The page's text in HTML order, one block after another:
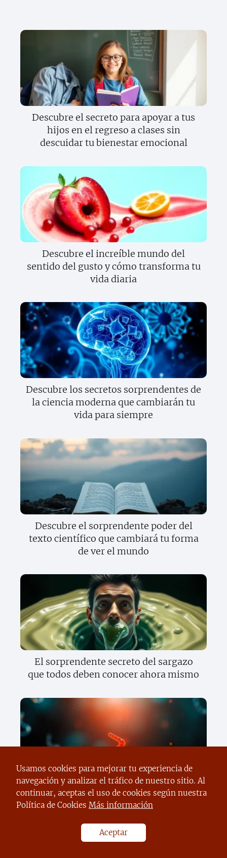
Descubre el secreto para apoyar a tus
hijos en el regreso a clases sin
descuidar tu bienestar emocional
Descubre el increíble mundo del
sentido del gusto y cómo transforma tu
vida diaria
Descubre los secretos sorprendentes de
la ciencia moderna que cambiarán tu
vida para siempre
Descubre el sorprendente poder del
texto científico que cambiará tu forma
de ver el mundo
El sorprendente secreto del sargazo
que todos deben conocer ahora mismo
Descubre el sorprendente secreto de la
herencia que cambiará todo lo que
sabes sobre tus genes
Usamos cookies para mejorar tu experiencia de
navegación y analizar el tráfico de nuestro sitio. Al
continuar, aceptas el uso de cookies según nuestra
Política de Cookies Más información
Aceptar